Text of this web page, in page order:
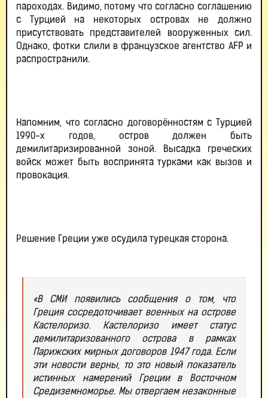
пароходах. Видимо, потому что согласно соглашению
с Турцией на некоторых островах не должно
присутствовать представителей вооруженных сил.
Однако, фотки слили в французское агентство AFP и
распространили.
Напомним, что согласно договорённостям с Турцией
1990-х годов, остров должен быть
демилитаризированной зоной. Высадка греческих
войск может быть воспринята турками как вызов и
провокация.
Решение Греции уже осудила турецкая сторона.
«В СМИ появились сообщения о том, что
Греция сосредоточивает военных на острове
Кастелоризо. Кастелоризо имеет статус
демилитаризованного острова в рамках
Парижских мирных договоров 1947 года. Если
эти новости верны, то это новый показатель
истинных намерений Греции в Восточном
Средиземноморье. Мы отвергаем незаконные